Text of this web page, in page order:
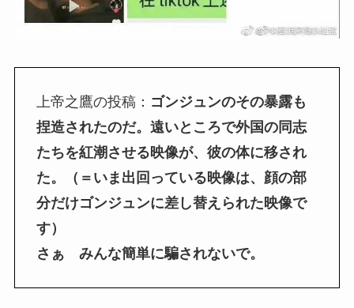
上帝之鷹の投稿： ゴンジュンのその暴露も
捏造されたのだ。遠いところで外国の同志
たちを紅潮させる映像が、彼の体に移され
た。（＝いま出回っている映像は、顔の部
分だけゴンジュンに差し替えられた映像で
す）
さぁ みんな簡単に騙されないで。